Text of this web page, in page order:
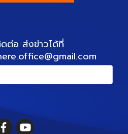
ต่อ ส่งข่าวได้ที่